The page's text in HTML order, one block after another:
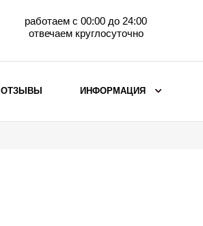
работаем с 00:00 до 24:00
отвечаем круглосуточно
ОТЗЫВЫ ИНФОРМАЦИЯ